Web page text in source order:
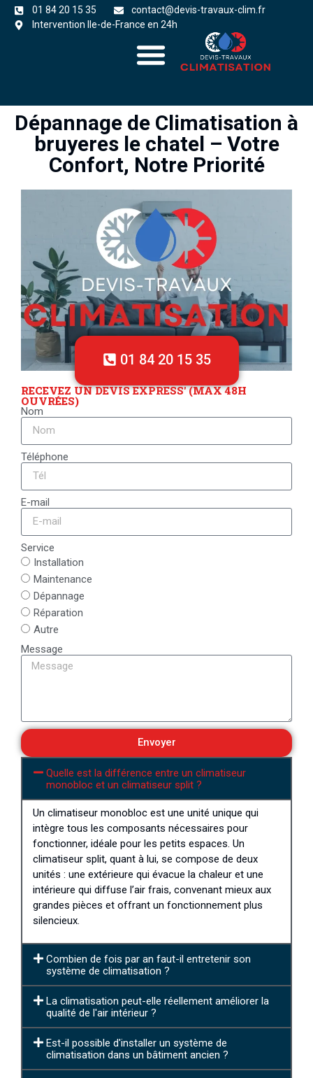
01 84 20 15 35
contact@devis-travaux-clim.fr
Intervention Ile-de-France en 24h
Dépannage de Climatisation à
bruyeres le chatel – Votre
Confort, Notre Priorité
01 84 20 15 35
RECEVEZ UN DEVIS EXPRESS' (MAX 48H
OUVRÉES)
Nom
Téléphone
E-mail
Service
Installation
Maintenance
Dépannage
Réparation
Autre
Message
Envoyer
Quelle est la différence entre un climatiseur
monobloc et un climatiseur split ?
Un climatiseur monobloc est une unité unique qui
intègre tous les composants nécessaires pour
fonctionner, idéale pour les petits espaces. Un
climatiseur split, quant à lui, se compose de deux
unités : une extérieure qui évacue la chaleur et une
intérieure qui diffuse l’air frais, convenant mieux aux
grandes pièces et offrant un fonctionnement plus
silencieux.
Combien de fois par an faut-il entretenir son
système de climatisation ?
La climatisation peut-elle réellement améliorer la
qualité de l'air intérieur ?
Est-il possible d'installer un système de
climatisation dans un bâtiment ancien ?